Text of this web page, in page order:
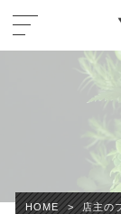
HOME > 店主の